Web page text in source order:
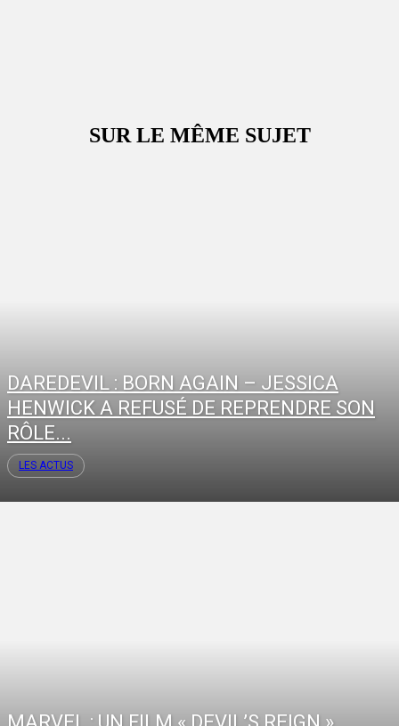
SUR LE MÊME SUJET
DAREDEVIL : BORN AGAIN – JESSICA
HENWICK A REFUSÉ DE REPRENDRE SON
RÔLE...
LES ACTUS